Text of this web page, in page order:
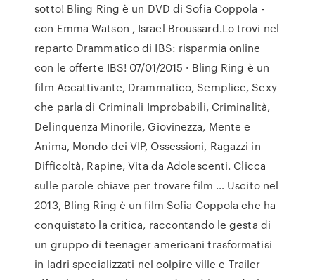
sotto! Bling Ring è un DVD di Sofia Coppola -
con Emma Watson , Israel Broussard.Lo trovi nel
reparto Drammatico di IBS: risparmia online
con le offerte IBS! 07/01/2015 · Bling Ring è un
film Accattivante, Drammatico, Semplice, Sexy
che parla di Criminali Improbabili, Criminalità,
Delinquenza Minorile, Giovinezza, Mente e
Anima, Mondo dei VIP, Ossessioni, Ragazzi in
Difficoltà, Rapine, Vita da Adolescenti. Clicca
sulle parole chiave per trovare film … Uscito nel
2013, Bling Ring è un film Sofia Coppola che ha
conquistato la critica, raccontando le gesta di
un gruppo di teenager americani trasformatisi
in ladri specializzati nel colpire ville e Trailer